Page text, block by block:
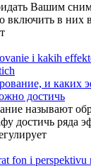
Вашим
включить в них
и
достичь
называют
достичь ряда